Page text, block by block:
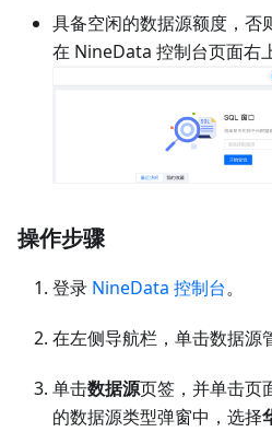
具备空闲的数据源额度，否
在 NineData 控制台页面右
操作步骤
登录 NineData 控制台。
在左侧导航栏，单击数据源
单击数据源页签，并单击页
的数据源类型弹窗中，选择